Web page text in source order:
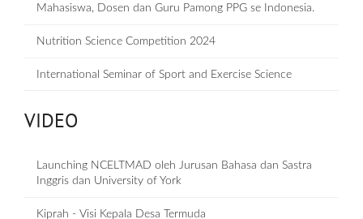
Mahasiswa, Dosen dan Guru Pamong PPG se Indonesia.
Nutrition Science Competition 2024
International Seminar of Sport and Exercise Science
VIDEO
Launching NCELTMAD oleh Jurusan Bahasa dan Sastra
Inggris dan University of York
Kiprah - Visi Kepala Desa Termuda